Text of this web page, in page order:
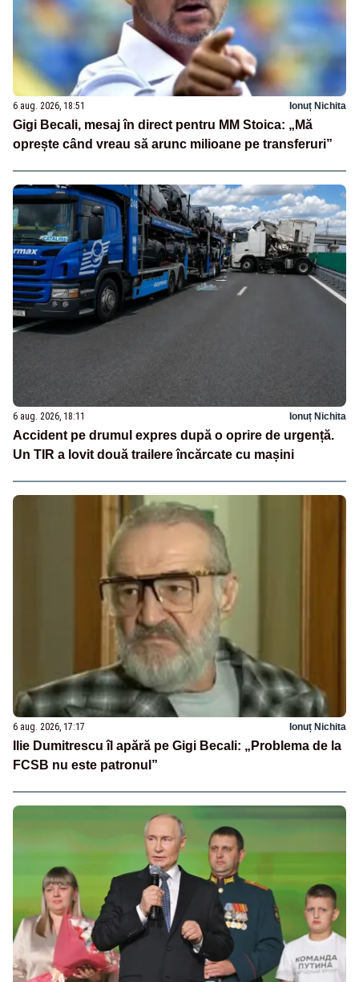
6 aug. 2026, 18:51 Ionuț Nichita
Gigi Becali, mesaj în direct pentru MM Stoica: „Mă
oprește când vreau să arunc milioane pe transferuri”
6 aug. 2026, 18:11 Ionuț Nichita
Accident pe drumul expres după o oprire de urgență.
Un TIR a lovit două trailere încărcate cu mașini
6 aug. 2026, 17:17 Ionuț Nichita
Ilie Dumitrescu îl apără pe Gigi Becali: „Problema de la
FCSB nu este patronul”